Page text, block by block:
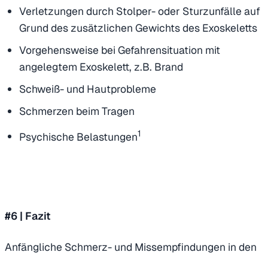
Verletzungen durch Stolper- oder Sturzunfälle auf
Grund des zusätzlichen Gewichts des Exoskeletts
Vorgehensweise bei Gefahrensituation mit
angelegtem Exoskelett, z.B. Brand
Schweiß- und Hautprobleme
Schmerzen beim Tragen
Psychische Belastungen1
#6 | Fazit
Anfängliche Schmerz- und Missempfindungen in den